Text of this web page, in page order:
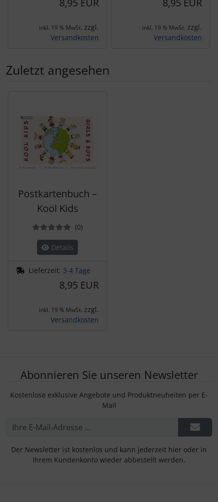
inkl. 19 % MwSt. zzgl.
Versandkosten
inkl. 19 % MwSt. zzgl.
Versandkosten
Zuletzt angesehen
Postkartenbuch –
Kool Kids
(0Bewertungen
)
Details
Lieferzeit: 3-4 Tage
8,95 EUR
inkl. 19 % MwSt. zzgl.
Versandkosten
Abonnieren Sie unseren Newsletter
Kostenlose exklusive Angebote und Produktneuheiten per E-
Mail
Der Newsletter ist kostenlos und kann jederzeit hier oder in
Ihrem Kundenkonto wieder abbestellt werden.